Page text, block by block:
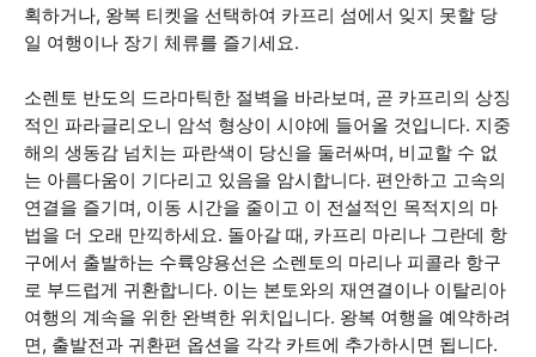
획하거나, 왕복 티켓을 선택하여 카프리 섬에서 잊지 못할 당
일 여행이나 장기 체류를 즐기세요.
소렌토 반도의 드라마틱한 절벽을 바라보며, 곧 카프리의 상징
적인 파라글리오니 암석 형상이 시야에 들어올 것입니다. 지중
해의 생동감 넘치는 파란색이 당신을 둘러싸며, 비교할 수 없
는 아름다움이 기다리고 있음을 암시합니다. 편안하고 고속의
연결을 즐기며, 이동 시간을 줄이고 이 전설적인 목적지의 마
법을 더 오래 만끽하세요. 돌아갈 때, 카프리 마리나 그란데 항
구에서 출발하는 수륙양용선은 소렌토의 마리나 피콜라 항구
로 부드럽게 귀환합니다. 이는 본토와의 재연결이나 이탈리아
여행의 계속을 위한 완벽한 위치입니다. 왕복 여행을 예약하려
면, 출발전과 귀환편 옵션을 각각 카트에 추가하시면 됩니다.